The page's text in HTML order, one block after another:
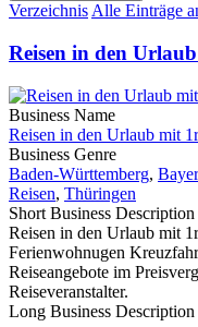
VerzeichnisAlle Einträge
Reisen in den
Business Name
Reisen in den Urlaub mit
Business Genre
Baden-Württemberg,
Reisen, Thüringen
Short Business Description
Reisen in den Urlaub mit
Ferienwohnugen
Reiseangebote im
Reiseveranstalter.
Long Business Description